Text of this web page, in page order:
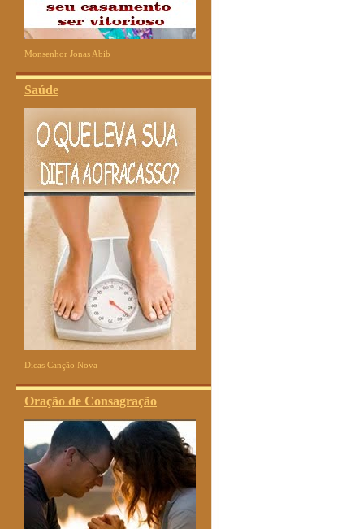
Monsenhor Jonas Abib
Saúde
Dicas Canção Nova
Oração de Consagração